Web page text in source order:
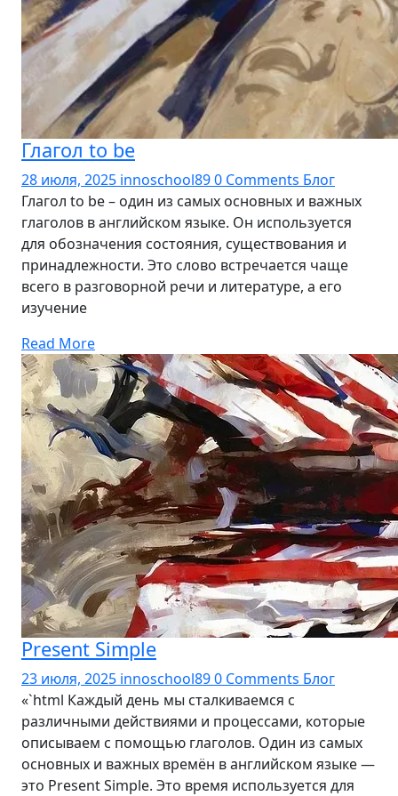
Глагол to be
28 июля, 2025 innoschool890 Comments Блог
Глагол to be – один из самых основных и важных
глаголов в английском языке. Он используется
для обозначения состояния, существования и
принадлежности. Это слово встречается чаще
всего в разговорной речи и литературе, а его
изучение
Read More
Present Simple
23 июля, 2025 innoschool890 Comments Блог
«`html Каждый день мы сталкиваемся с
различными действиями и процессами, которые
описываем с помощью глаголов. Один из самых
основных и важных времён в английском языке —
это Present Simple. Это время используется для